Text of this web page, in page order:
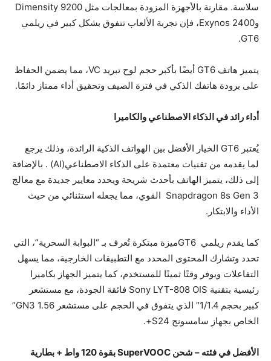
سلاسة. مقارنة بالأجهزة المزودة بمعالجات مثل Dimensity 9200
وExynos 2400، فإن تجربة الألعاب تتفوق بشكل كبير في ريلمي
GT6.
يتميز هاتف GT6 أيضًا بأكبر حجم لوح تبريد VC، مما يضمن الحفاظ
على برودة هاتفك الذكي في فترة الصيف وتحقيق أداء ممتاز دائمًا.
أداء رائد في الذكاء الاصطناعي والكاميرا
يُعتبر GT6 الخيار الأفضل بين الهواتف الذكية الرائدة، وذلك يرجع
لما يقدمه من تقنيات معتمدة على الذكاء الاصطناعي(AI) . بالإضافة
إلى ذلك، يتميز الهاتف بأحدث شريحة ويحدد معايير جديدة مع معالج
Snapdragon 8s Gen 3 القوي، مما يجعله استثنائي من حيث
الأداء والابتكار.
كما يقدم ريلمي GT6ميزة مبتكرة تُعرف بـ “البوابة السحرية”، التي
تحدد وتشارك المحتوى المحدد مع التطبيقات الخارجية، مما يسهل
التفاعلات ويوفر وقتًا ثمينًا للمستخدم، كما يتميز الجهاز بكاميرا
رئيسية بتقنية Sony LYT-808 OIS فائقة الجودة، مع مستشعر
كبير بحجم 1/1.4″ الذي يتفوق في الحجم على مستشعر GN3 1.56”
الخاص بجهاز سامسونج S24+.
الأفضل في فئته – شحن SuperVOOC بقوة 120 واط + بطارية